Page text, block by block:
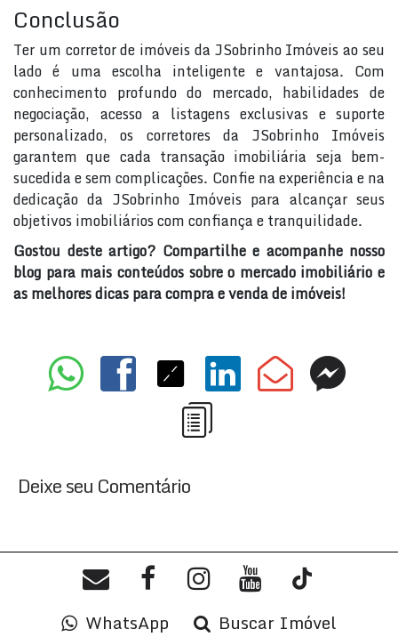
Conclusão
Ter um corretor de imóveis da JSobrinho Imóveis ao seu
lado é uma escolha inteligente e vantajosa. Com
conhecimento profundo do mercado, habilidades de
negociação, acesso a listagens exclusivas e suporte
personalizado, os corretores da JSobrinho Imóveis
garantem que cada transação imobiliária seja bem-
sucedida e sem complicações. Confie na experiência e na
dedicação da JSobrinho Imóveis para alcançar seus
objetivos imobiliários com confiança e tranquilidade.
Gostou deste artigo? Compartilhe e acompanhe nosso
blog para mais conteúdos sobre o mercado imobiliário e
as melhores dicas para compra e venda de imóveis!
Deixe seu Comentário
WhatsApp Buscar Imóvel